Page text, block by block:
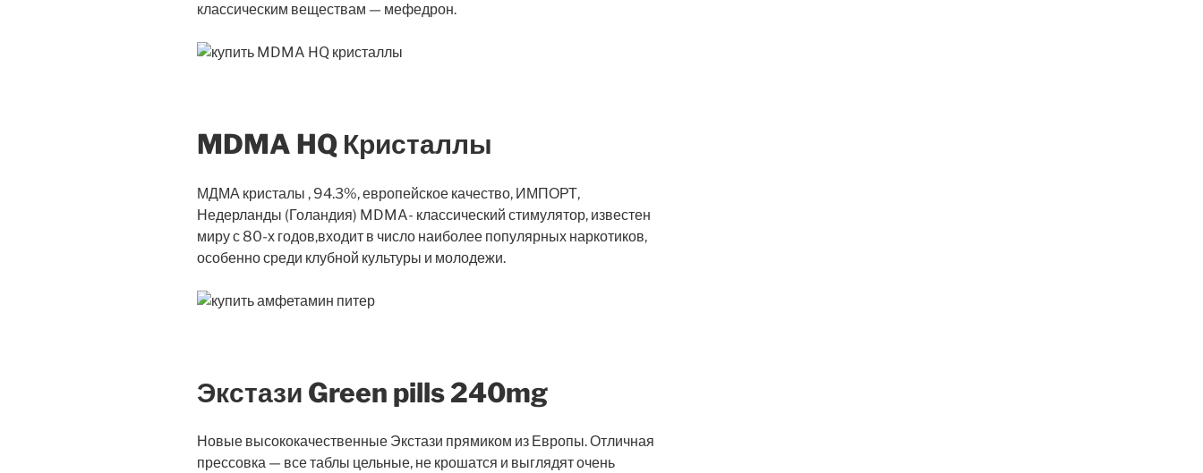
классическим веществам — мефедрон.
MDMA HQ Кристаллы
МДМА кристалы , 94.3%, европейское качество, ИМПОРТ,
Недерланды (Голандия) MDMA- классический стимулятор, известен
миру с 80-х годов,входит в число наиболее популярных наркотиков,
особенно среди клубной культуры и молодежи.
Экстази Green pills 240mg
Новые высококачественные Экстази прямиком из Европы. Отличная
прессовка — все таблы цельные, не крошатся и выглядят очень